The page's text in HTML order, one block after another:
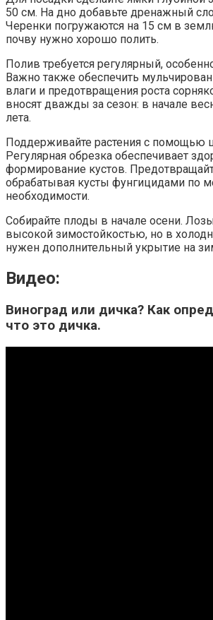
50 см. На дно добавьте дренажный
Черенки погружаются на 15 см в
почву нужно хорошо полить.
Полив требуется регулярный,
Важно также обеспечить
влаги и предотвращения роста
вносят дважды за сезон: в начале
лета.
Поддерживайте растения с помощью
Регулярная обрезка обеспечивает
формирование кустов.
обрабатывая кусты фунгицидами по
необходимости.
Собирайте плоды в начале осени.
высокой зимостойкостью, но в
нужен дополнительный укрытие на
Видео:
Виноград или дичка? Как
что это дичка.